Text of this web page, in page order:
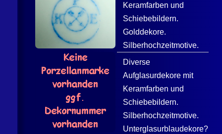
Keramfarben und
Schiebebildern.
Golddekore.
Silberhochzeitmotive.
Diverse
Aufglasurdekore mit
Keramfarben und
Schiebebildern.
Silberhochzeitmotive.
Unterglasurblaudekore?